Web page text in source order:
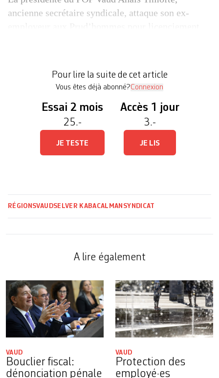
ancienne secrétaire syndicale, attaque son ex-
licenciement survenu les […]
Pour lire la suite de cet article
Vous êtes déjà abonné?Connexion
Essai 2 mois
25.-
JE TESTE
Accès 1 jour
3.-
JE LIS
RÉGIONSVAUDSELVER KABACALMAN SYNDICAT
A lire également
VAUD
Bouclier fiscal:
dénonciation pénale
VAUD
Protection des
employé·es